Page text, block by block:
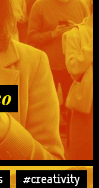
#creativity